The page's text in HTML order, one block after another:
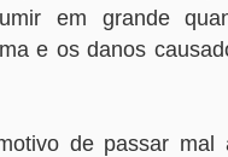
em grande
e os danos
de passar mal